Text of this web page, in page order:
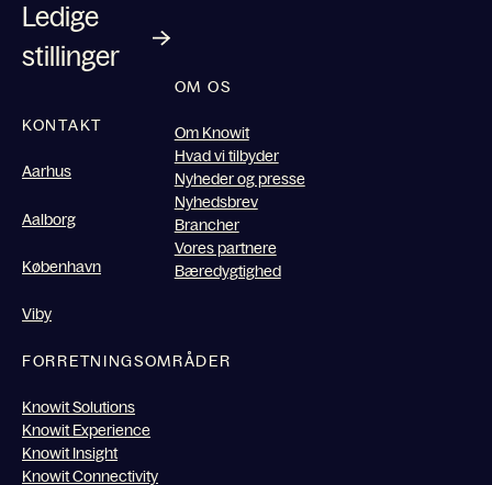
Ledige
stillinger
KONTAKT
Aarhus
Aalborg
København
Viby
OM OS
Om Knowit
Hvad vi tilbyder
Nyheder og presse
Nyhedsbrev
Brancher
Vores partnere
Bæredygtighed
FORRETNINGSOMRÅDER
Knowit Solutions
Knowit Experience
Knowit Insight
Knowit Connectivity